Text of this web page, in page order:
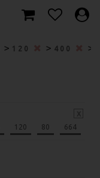
> 120 > 400 >
120 80 664